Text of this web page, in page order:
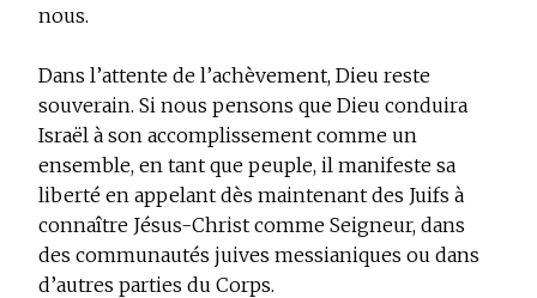
nous.
Dans l’attente de l’achèvement, Dieu reste
souverain. Si nous pensons que Dieu conduira
Israël à son accomplissement comme un
ensemble, en tant que peuple, il manifeste sa
liberté en appelant dès maintenant des Juifs à
connaître Jésus-Christ comme Seigneur, dans
des communautés juives messianiques ou dans
d’autres parties du Corps.